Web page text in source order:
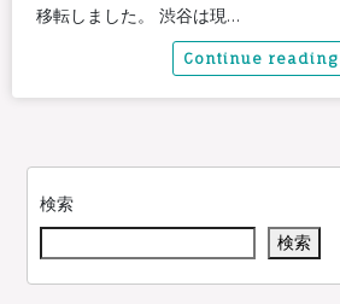
移転しました。 渋谷は現…
Continue reading
検索
検索